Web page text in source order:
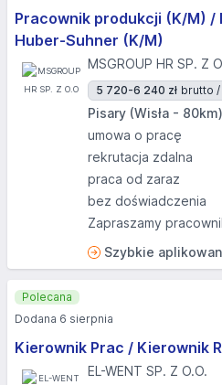
Pracownik produkcji (K/M) /
Huber-Suhner (K/M)
MSGROUP HR SP. Z
5 720-6 240 zł brutto /
Pisary (Wisła - 80km)
umowa o pracę
rekrutacja zdalna
praca od zaraz
bez doświadczenia
Zapraszamy
Szybkie
Kierownik Prac / Kierownik
EL-WENT SP. Z O.O.
Polecana
Dodana 6 sierpnia